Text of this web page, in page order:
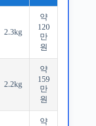
2.3kg
약
120
만
원
2.2kg
약
159
만
원
약